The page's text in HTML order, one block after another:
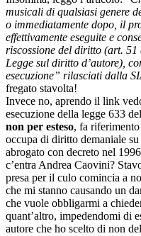
musicali di qualsiasi genere
o immediatamente dopo, il
effettivamente eseguite e
riscossione del diritto (art. 51
Legge sul diritto d’autore),
esecuzione” rilasciati dalla
fregato stavolta!
Invece no, aprendo il link
esecuzione della legge 633
non per esteso, fa
occupa di diritto demaniale
abrogato con decreto nel
c’entra Andrea Caovini?
presa per il culo comincia a
che mi stanno causando un
che vuole obbligarmi a
quant’altro, impedendomi di
autore che ho scelto di non